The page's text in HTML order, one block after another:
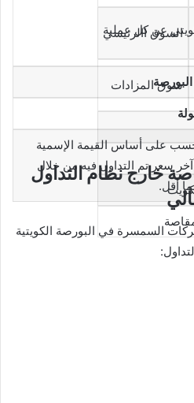
تحسب على أساس القيمة الإسمية
سعر تم التداول فيه من خلال
أقل.
السوق االرئيسي
سوق المزادات
خارج نظام التداول
السمسرة في البورصة الكويتية